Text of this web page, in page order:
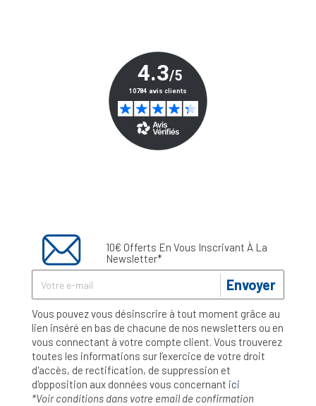
10€ Offerts En Vous Inscrivant À La
Newsletter*
Envoyer
Vous pouvez vous désinscrire à tout moment grâce au
lien inséré en bas de chacune de nos newsletters ou en
vous connectant à votre compte client. Vous trouverez
toutes les informations sur l’exercice de votre droit
d'accès, de rectification, de suppression et
d'opposition aux données vous concernant ici
*Voir conditions dans votre email de confirmation